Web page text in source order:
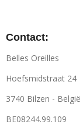
Contact:
Belles Oreilles
Hoefsmidstraat 24
3740 Bilzen - België
BE08244.99.109